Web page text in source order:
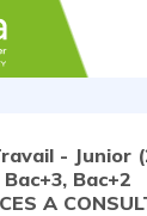
- Junior
Bac+3, Bac+2
A